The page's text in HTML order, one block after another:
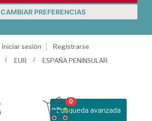
CAMBIAR PREFERENCIAS
Iniciar sesión
Registrarse
EUR ESPAÑA PENINSULAR
Busqueda avanzada
0